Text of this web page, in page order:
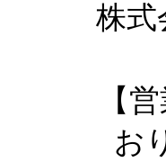
株式
【
お